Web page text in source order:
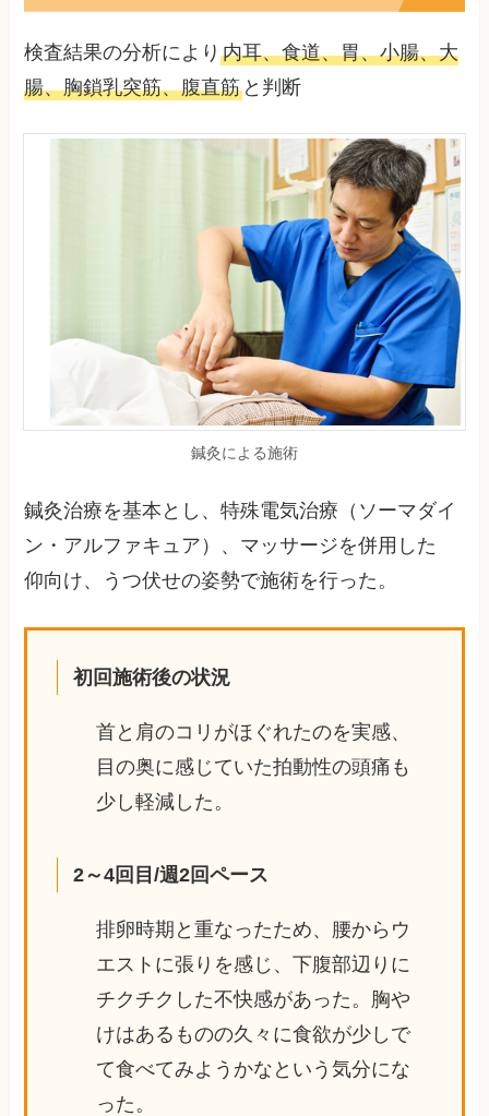
検査結果の分析により内耳、食道、胃、小腸、大
腸、胸鎖乳突筋、腹直筋 と判断
鍼灸による施術
鍼灸治療を基本とし、特殊電気治療（ソーマダイ
ン・アルファキュア）、マッサージを併用した
仰向け、うつ伏せの姿勢で施術を行った。
初回施術後の状況
首と肩のコリがほぐれたのを実感、
目の奥に感じていた拍動性の頭痛も
少し軽減した。
2～4回目/週2回ペース
排卵時期と重なったため、腰からウ
エストに張りを感じ、下腹部辺りに
チクチクした不快感があった。胸や
けはあるものの久々に食欲が少しで
て食べてみようかなという気分にな
った。